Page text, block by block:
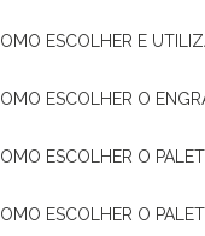
COMO ESCOLHER E
COMO ESCOLHER O
COMO ESCOLHER O
COMO ESCOLHER O